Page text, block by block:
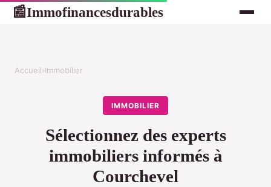
📰Immofinancesdurables
Accueil›Immobilier
IMMOBILIER
Sélectionnez des experts
immobiliers informés à
Courchevel